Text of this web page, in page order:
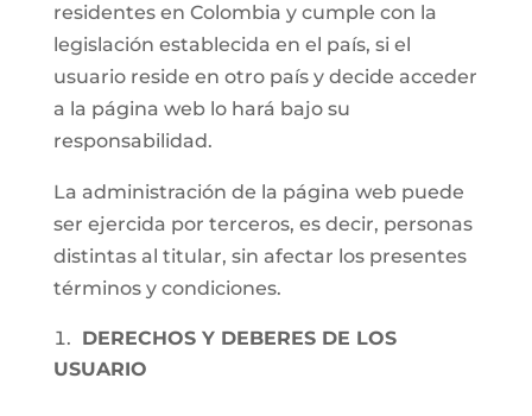
residentes en Colombia y cumple con la
legislación establecida en el país, si el
usuario reside en otro país y decide acceder
a la página web lo hará bajo su
responsabilidad.
La administración de la página web puede
ser ejercida por terceros, es decir, personas
distintas al titular, sin afectar los presentes
términos y condiciones.
DERECHOS Y DEBERES DE LOS
USUARIO